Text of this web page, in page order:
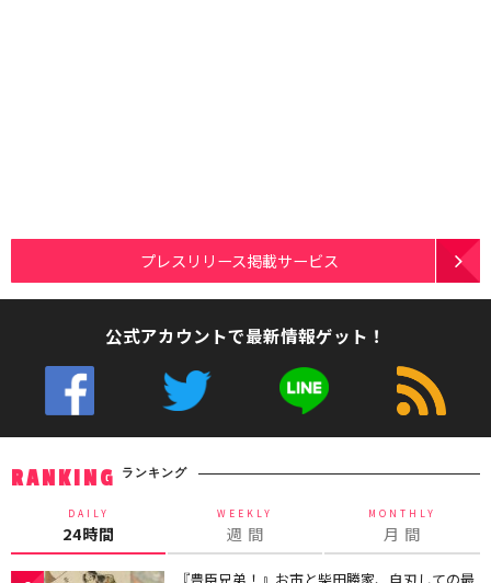
プレスリリース掲載サービス
公式アカウントで最新情報ゲット！
RANKING ランキング
DAILY
24時間
WEEKLY
週 間
MONTHLY
月 間